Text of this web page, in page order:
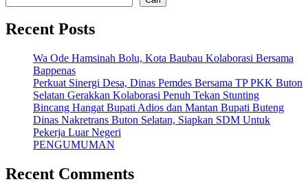
Recent Posts
Wa Ode Hamsinah Bolu, Kota Baubau Kolaborasi Bersama
Bappenas
Perkuat Sinergi Desa, Dinas Pemdes Bersama TP PKK Buton
Selatan Gerakkan Kolaborasi Penuh Tekan Stunting
Bincang Hangat Bupati Adios dan Mantan Bupati Buteng
Dinas Nakretrans Buton Selatan, Siapkan SDM Untuk
Pekerja Luar Negeri
PENGUMUMAN
Recent Comments